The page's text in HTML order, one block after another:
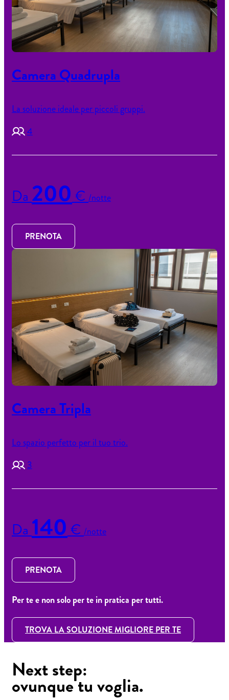
Camera Quadrupla
La soluzione ideale per piccoli gruppi.
4
Da200€/notte
PRENOTA
Camera Tripla
Lo spazio perfetto per il tuo trio.
3
Da140€/notte
PRENOTA
Per te e non solo per te in pratica per tutti.
TROVA LA SOLUZIONE MIGLIORE PER TE
Next step:
ovunque tu voglia.